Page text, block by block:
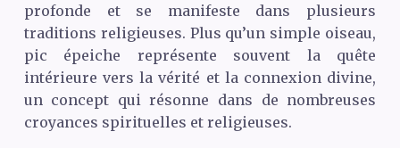
profonde et se manifeste dans plusieurs
traditions religieuses. Plus qu’un simple oiseau,
pic épeiche représente souvent la quête
intérieure vers la vérité et la connexion divine,
un concept qui résonne dans de nombreuses
croyances spirituelles et religieuses.